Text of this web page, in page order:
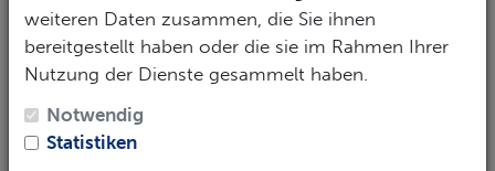
Diver Kleingruppe 4
Pers. €669
Du möchtest tauchen lernen, wann
weiteren Daten zusammen, die Sie ihnen
bereitgestellt haben oder die sie im Rahmen Ihrer
Nutzung der Dienste gesammelt haben.
Notwendig
Statistiken